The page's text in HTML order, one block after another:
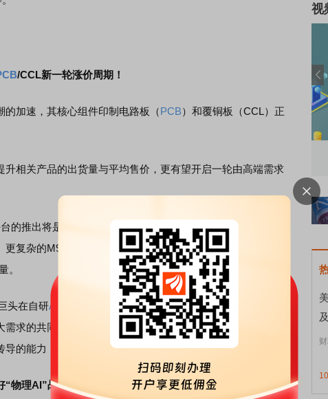
/CCL新一轮涨价周期！
的加速，其核心组件印制电路板（PCB）和覆铜板（CCL）正
相关产品的出货量与平均售价，更有望开启一轮由高端需求
的推出将是引爆本轮升级的关键催化剂。新平台对更高数据传
复杂的M9级别CCL材料和更高层数的PCB
板迁移，从而显著
。
头在自研AI芯片
（ASIC）领域的加速投入，也为高端PCB市场
求的共同作用下，叠加铜、玻璃纤维等原材料成本的上涨，
导的能力，涨价趋势初现。
“物理AI”战略和技术变现的能力
视